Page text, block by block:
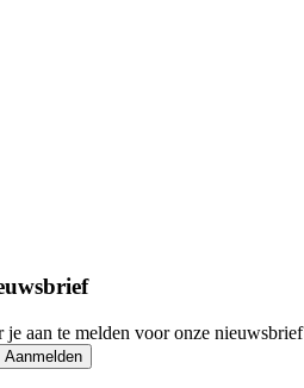
aan te melden voor onze nieuwsbrief
Aanmelden